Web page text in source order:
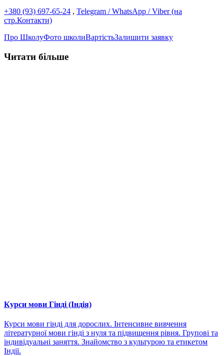
+380 (93) 697-65-24 , Telegram / WhatsApp / Viber (на
стр.Контакти)
Про ШколуФото школиВартістьЗалишити заявку
Читати більше
Курси мови Гінді (Індія)
Курси мови гінді для дорослих. Інтенсивне вивчення
літературної мови гінді з нуля та підвищення рівня. Групові та
індивідуальні заняття. Знайомство з культурою та етикетом
Індії.